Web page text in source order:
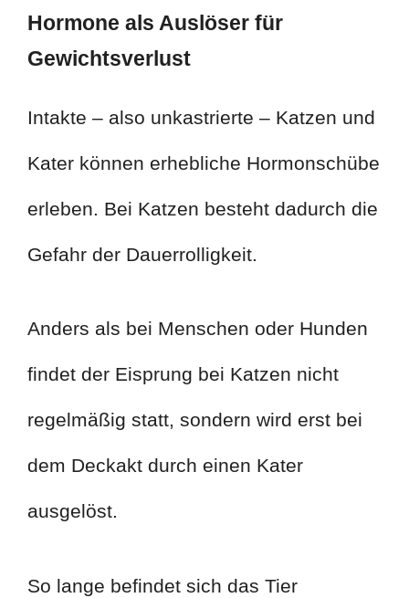
Hormone als Auslöser für
Gewichtsverlust
Intakte – also unkastrierte – Katzen und
Kater können erhebliche Hormonschübe
erleben. Bei Katzen besteht dadurch die
Gefahr der Dauerrolligkeit.
Anders als bei Menschen oder Hunden
findet der Eisprung bei Katzen nicht
regelmäßig statt, sondern wird erst bei
dem Deckakt durch einen Kater
ausgelöst.
So lange befindet sich das Tier